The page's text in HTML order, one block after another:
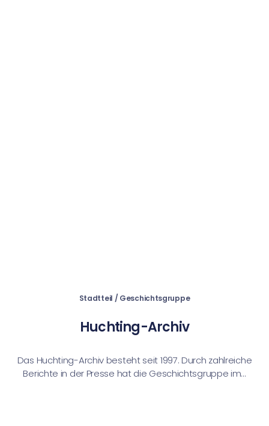
Stadtteil / Geschichtsgruppe
Huchting-Archiv
Das Huchting-Archiv besteht seit 1997. Durch zahlreiche
Berichte in der Presse hat die Geschichtsgruppe im...